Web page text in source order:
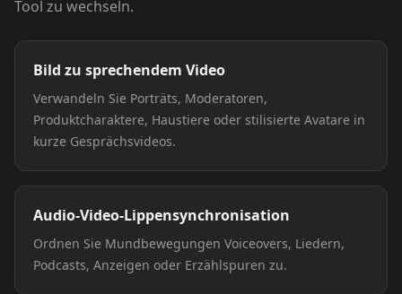
Tool zu wechseln.
Bild zu sprechendem Video
Verwandeln Sie Porträts, Moderatoren,
Produktcharaktere, Haustiere oder stilisierte Avatare in
kurze Gesprächsvideos.
Audio-Video-Lippensynchronisation
Ordnen Sie Mundbewegungen Voiceovers, Liedern,
Podcasts, Anzeigen oder Erzählspuren zu.